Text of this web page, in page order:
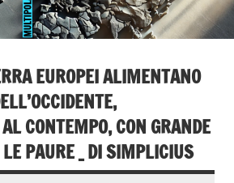
EUROPEI ALIMENTANO
CONTEMPO, CON GRANDE
PAURE _ DI SIMPLICIUS